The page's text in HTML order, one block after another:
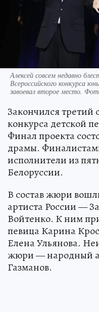
Алексей совсем недавно
Всероссийского конкурса
завоевал второе место.
Закончился третий
конкурса детской
Финал проекта
драмы.
исполнители из
Белоруссии.
В состав жюри
артиста России —
Войтенко. К ним
певица Карина
Елена Ульянова.
жюри — народный
Газманов.